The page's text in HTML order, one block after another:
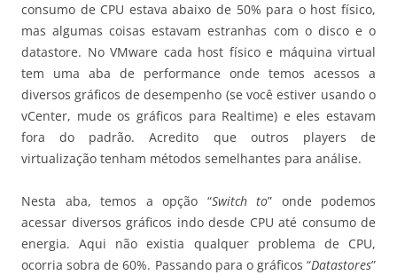
consumo de CPU estava abaixo de 50% para o host físico,
mas algumas coisas estavam estranhas com o disco e o
datastore. No VMware cada host físico e máquina virtual
tem uma aba de performance onde temos acessos a
diversos gráficos de desempenho (se você estiver usando o
vCenter, mude os gráficos para Realtime) e eles estavam
fora do padrão. Acredito que outros players de
virtualização tenham métodos semelhantes para análise.
Nesta aba, temos a opção “Switch to” onde podemos
acessar diversos gráficos indo desde CPU até consumo de
energia. Aqui não existia qualquer problema de CPU,
ocorria sobra de 60%. Passando para o gráficos “Datastores”